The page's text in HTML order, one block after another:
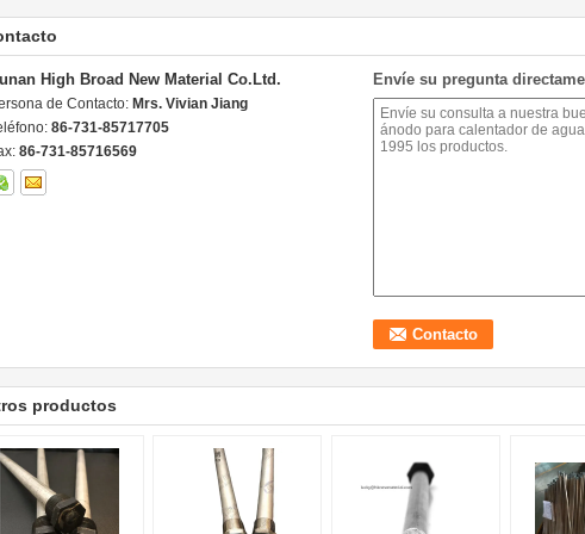
High Broad New Material Co.Ltd.
de Contacto: Mrs. Vivian Jiang
86-731-85717705
86-731-85716569
Envíe su pregunta
productos